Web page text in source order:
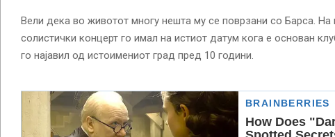
Вели дека во животот многу нешта му се поврзани со Барса. На
солистички концерт го имал на истиот датум кога е основан
го најавил од истоимениот град пред 10 години.